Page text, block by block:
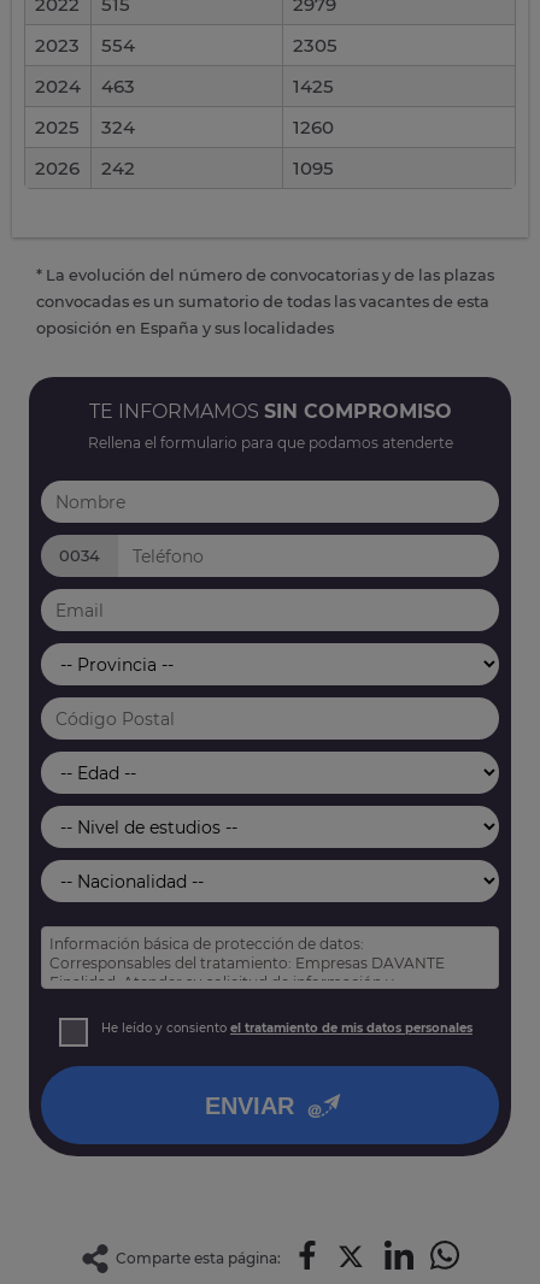
2023
554
2305
2024
463
1425
2025
324
1260
2026
242 1095
* La evolución del número de convocatorias y de las plazas
convocadas es un sumatorio de todas las vacantes de esta
oposición en España y sus localidades
TE INFORMAMOS SIN COMPROMISO
Rellena el formulario para que podamos atenderte
0034
Información básica de protección de datos:
Corresponsables del tratamiento: Empresas DAVANTE
Finalidad: Atender su solicitud de información y
Derechos: Puede acceder, rectificar y suprimir sus datos,
así como otros derechos tal y como se explica en nuestra
He leído y consiento el tratamiento de mis datos personales
ENVIAR
Comparte esta página: